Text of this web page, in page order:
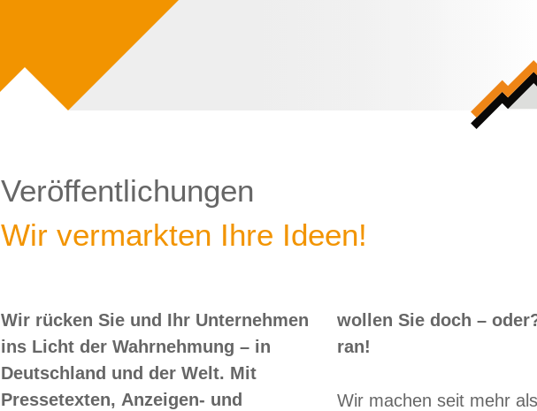
Veröffentlichungen
Wir vermarkten Ihre Ideen!
Wir rücken Sie und Ihr Unternehmen
ins Licht der Wahrnehmung – in
Deutschland und der Welt. Mit
Pressetexten, Anzeigen- und
wollen Sie doch – oder? Dann nix wie
ran!
Wir machen seit mehr